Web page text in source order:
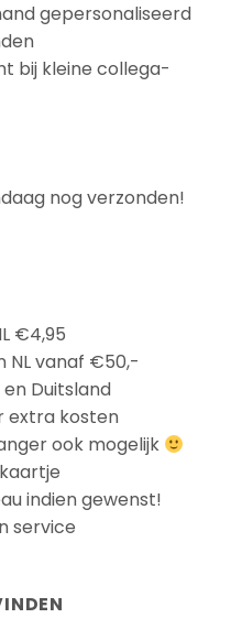
gepersonaliseerd
bij kleine collega-
nog verzonden!
€4,95
NL vanaf €50,-
Duitsland
extra kosten
ook mogelijk
indien gewenst!
service